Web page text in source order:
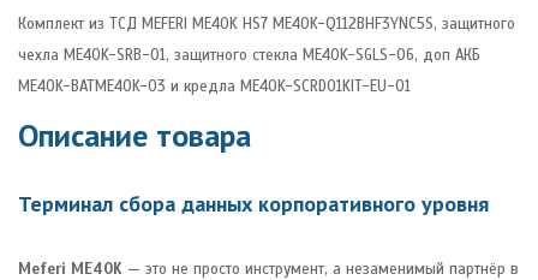
Комплект из ТСД MEFERI ME40K HS7 ME40K-Q112BHF3YNC5S, защитного
чехла ME40K-SRB-01, защитного стекла ME40K-SGLS-06, доп АКБ
ME40K-BATME40K-03 и кредла ME40K-SCRD01KIT-EU-01
Описание товара
Терминал сбора данных корпоративного уровня
Meferi ME40K — это не просто инструмент, а незаменимый партнёр в